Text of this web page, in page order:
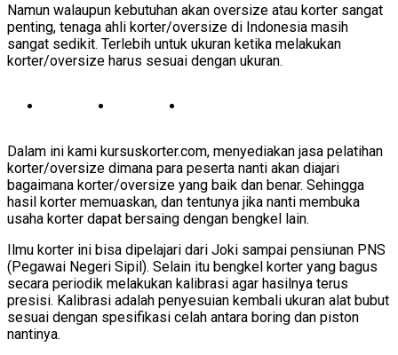
Namun walaupun kebutuhan akan oversize atau korter sangat
penting, tenaga ahli korter/oversize di Indonesia masih
sangat sedikit. Terlebih untuk ukuran ketika melakukan
korter/oversize harus sesuai dengan ukuran.
Dalam ini kami kursuskorter.com, menyediakan jasa pelatihan
korter/oversize dimana para peserta nanti akan diajari
bagaimana korter/oversize yang baik dan benar. Sehingga
hasil korter memuaskan, dan tentunya jika nanti membuka
usaha korter dapat bersaing dengan bengkel lain.
Ilmu korter ini bisa dipelajari dari Joki sampai pensiunan PNS
(Pegawai Negeri Sipil). Selain itu bengkel korter yang bagus
secara periodik melakukan kalibrasi agar hasilnya terus
presisi. Kalibrasi adalah penyesuian kembali ukuran alat bubut
sesuai dengan spesifikasi celah antara boring dan piston
nantinya.